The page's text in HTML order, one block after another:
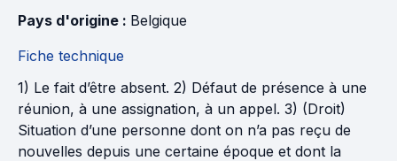
Pays d'origine : Belgique
Fiche technique
1) Le fait d’être absent. 2) Défaut de présence à une
réunion, à une assignation, à un appel. 3) (Droit)
Situation d’une personne dont on n’a pas reçu de
nouvelles depuis une certaine époque et dont la